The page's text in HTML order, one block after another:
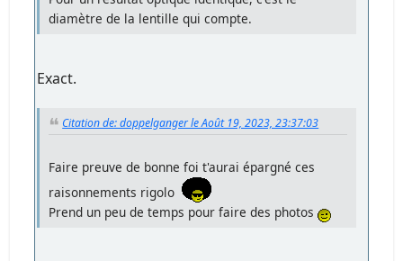
diamètre de la lentille qui compte.
Exact.
Citation de: doppelganger le Août 19, 2023, 23:37:03
Faire preuve de bonne foi t'aurai épargné ces
raisonnements rigolo
Prend un peu de temps pour faire des photos